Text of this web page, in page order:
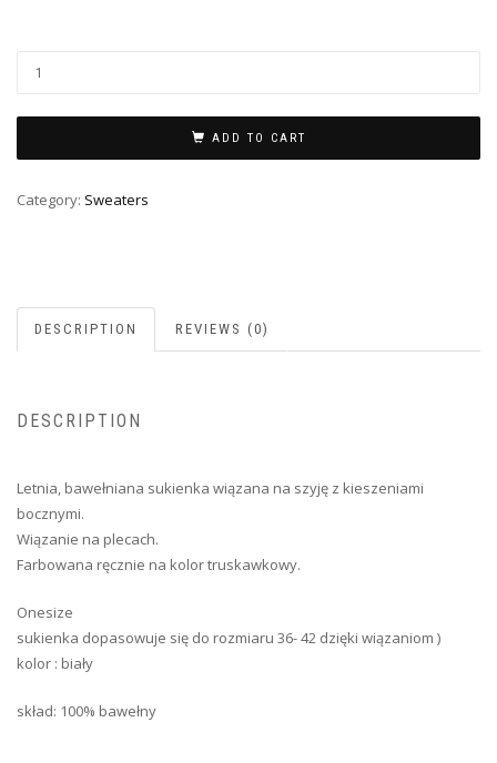
ADD TO CART
Category: Sweaters
DESCRIPTION REVIEWS (0)
DESCRIPTION
Letnia, bawełniana sukienka wiązana na szyję z kieszeniami
bocznymi.
Wiązanie na plecach.
Farbowana ręcznie na kolor truskawkowy.
Onesize
sukienka dopasowuje się do rozmiaru 36- 42 dzięki wiązaniom )
kolor : biały
skład: 100% bawełny